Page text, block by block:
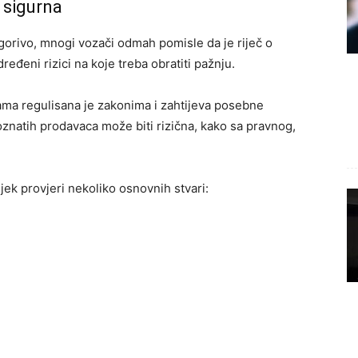
mnogi vozači odmah pomisle da je riječ o
rizici na koje treba obratiti pažnju.
regulisana je zakonima i zahtijeva posebne
prodavaca može biti rizična, kako sa pravnog,
provjeri nekoliko osnovnih stvari: